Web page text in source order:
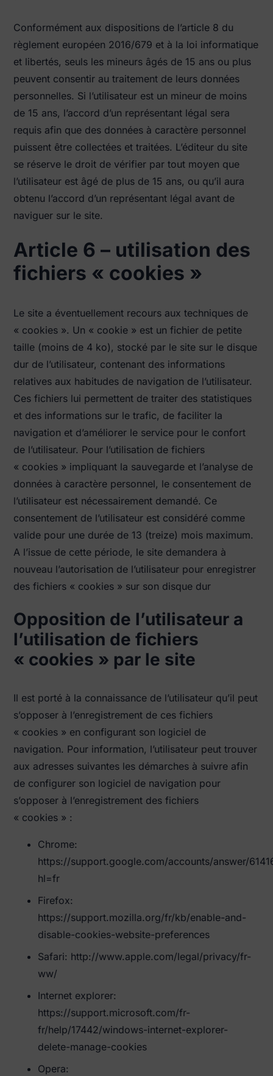
Conformément aux dispositions de l’article 8 du
règlement européen 2016/679 et à la loi informatique
et libertés, seuls les mineurs âgés de 15 ans ou plus
peuvent consentir au traitement de leurs données
personnelles. Si l’utilisateur est un mineur de moins
de 15 ans, l’accord d’un représentant légal sera
requis afin que des données à caractère personnel
puissent être collectées et traitées. L’éditeur du site
se réserve le droit de vérifier par tout moyen que
l’utilisateur est âgé de plus de 15 ans, ou qu’il aura
obtenu l’accord d’un représentant légal avant de
naviguer sur le site.
Article 6 – utilisation des
fichiers « cookies »
Le site a éventuellement recours aux techniques de
« cookies ». Un « cookie » est un fichier de petite
taille (moins de 4 ko), stocké par le site sur le disque
dur de l’utilisateur, contenant des informations
relatives aux habitudes de navigation de l’utilisateur.
Ces fichiers lui permettent de traiter des statistiques
et des informations sur le trafic, de faciliter la
navigation et d’améliorer le service pour le confort
de l’utilisateur. Pour l’utilisation de fichiers
« cookies » impliquant la sauvegarde et l’analyse de
données à caractère personnel, le consentement de
l’utilisateur est nécessairement demandé. Ce
consentement de l’utilisateur est considéré comme
valide pour une durée de 13 (treize) mois maximum.
A l’issue de cette période, le site demandera à
nouveau l’autorisation de l’utilisateur pour enregistrer
des fichiers « cookies » sur son disque dur
Opposition de l’utilisateur a
l’utilisation de fichiers
« cookies » par le site
Il est porté à la connaissance de l’utilisateur qu’il peut
s’opposer à l’enregistrement de ces fichiers
« cookies » en configurant son logiciel de
navigation. Pour information, l’utilisateur peut trouver
aux adresses suivantes les démarches à suivre afin
de configurer son logiciel de navigation pour
s’opposer à l’enregistrement des fichiers
« cookies » :
Chrome:
https://support.google.com/accounts/answer/
hl=fr
Firefox:
https://support.mozilla.org/fr/kb/enable-and-
disable-cookies-website-preferences
Safari: http://www.apple.com/legal/privacy/fr-
ww/
Internet explorer:
https://support.microsoft.com/fr-
fr/help/17442/windows-internet-explorer-
delete-manage-cookies
Opera: